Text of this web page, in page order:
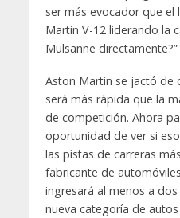
ser más evocador que el
Martin V-12 liderando la
Mulsanne directamente?”
Aston Martin se jactó de
será más rápida que la
de competición. Ahora
oportunidad de ver si
las pistas de carreras
fabricante de
ingresará al menos a
nueva categoría de